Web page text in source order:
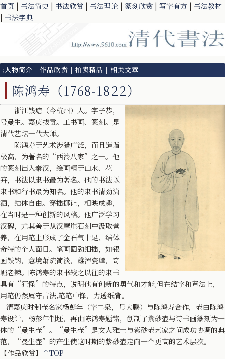
首页 | 书法简史 | 书法欣赏 | 书法理论 | 篆刻欣赏 | 写字有方 | 书法教材
| 书法字典
;人物简介 |作品欣赏 | 拍卖精品 | 相关文章 |
陈鸿寿（1768-1822）
浙江钱塘（今杭州）人。字子恭，
号曼生。嘉庆拔贡。工书画、篆刻。是
清代艺坛一代大师。
陈鸿寿于艺术涉猎广泛，而且造诣
极高，为著名的“西泠八家”之一。他
的篆刻出入秦汉，绘画精于山水、花
卉，书法以隶书最为著名。他的书法以
隶书和行书最为知名。他的隶书清劲潇
洒，结体自由。穿插挪让，相映成趣，
在当时是一种创新的风格。他广泛学习
汉碑，尤其善于从汉摩崖石刻中汲取营
养，在用笔上形成了金石气十足、结体
奇特的个人面目。笔画圆劲细插，如银
画铁钩，意境萧疏简淡，雄浑瓷肆，奇
崛老辣。陈鸿寿的隶书较之以往的隶书
具有“狂怪”的特点，说明他有创新的勇气和才能,但在结字和章法上，
用笔仍然属守古法,笔笔中锋，力透纸背。
清嘉庆时制壶名家杨彭年（字二泉，号大鹏）与陈鸿寿合作，壶由陈鸿
寿设计，杨彭年制坯，再由陈鸿寿题铭，创制了紫砂壶与诗书画篆刻为一
体的“曼生壶”。“曼生壶”是文人雅士与紫砂壶艺家之间成功协调的典
范，“曼生壶”的产生使这时期的紫砂壶走向一个更高的艺术层次。
【作品欣赏】 ↑TOP